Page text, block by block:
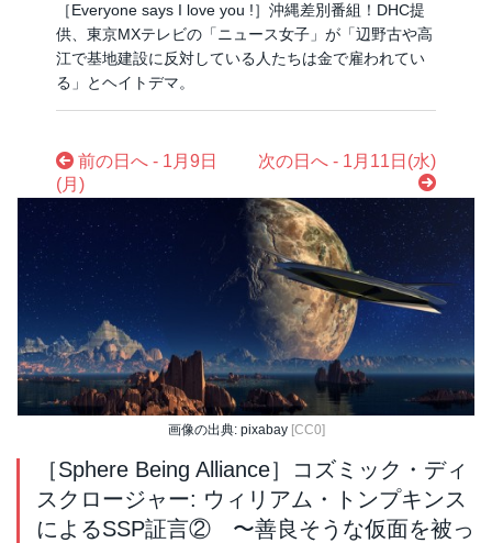
［Everyone says I love you !］沖縄差別番組！DHC提
供、東京MXテレビの「ニュース女子」が「辺野古や高
江で基地建設に反対している人たちは金で雇われてい
る」とヘイトデマ。
前の日へ - 1月9日
(月)
次の日へ - 1月11日(水)
画像の出典: pixabay [CC0]
［Sphere Being Alliance］コズミック・ディ
スクロージャー: ウィリアム・トンプキンス
によるSSP証言② 〜善良そうな仮面を被っ